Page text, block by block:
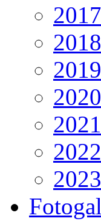
2017
2018
2019
2020
2021
2022
2023